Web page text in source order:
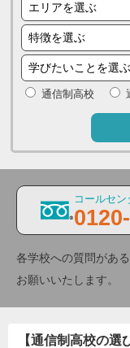
通信制高校
コールセ
各学校への質問があ
お願いいたします。
【通信制高校の選